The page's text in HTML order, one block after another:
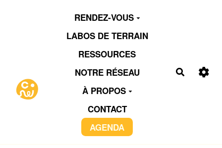
Aller au contenu principal
RENDEZ-VOUS
LABOS DE TERRAIN
RESSOURCES
NOTRE RÉSEAU
À PROPOS
CONTACT
AGENDA